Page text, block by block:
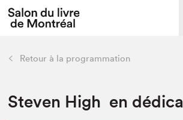
Tout sur l'édition 2022
Actualités
retour
Liens pratiques
Retour à la programmation
Steven High en